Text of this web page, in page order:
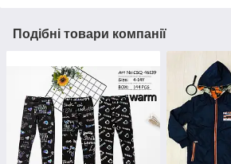
Подібні товари компанії